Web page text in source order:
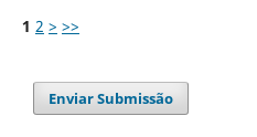
1 2 > >>
Enviar Submissão